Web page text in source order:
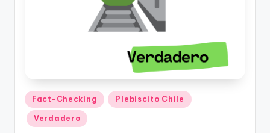
Publicado
en
Fact-Checking Plebiscito Chile
Verdadero